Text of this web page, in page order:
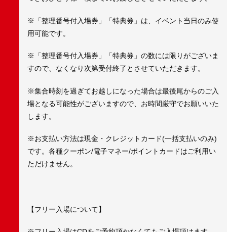
※「整理番号付入場券」「特典券」は、イベント当日のみ使
用可能です。
※「整理番号付入場券」「特典券」の数には限りがございま
すので、なくなり次第受付終了とさせていただきます。
※集合時刻を過ぎてお越しになった場合は最後尾からのご入
場となる可能性がございますので、お時間厳守でお願いいた
します。
※お支払い方法は現金・クレジットカード(一括支払いのみ)
です。各種クーポン/電子マネー/ポイントカードはご利用い
ただけません。
【フリー入場について】